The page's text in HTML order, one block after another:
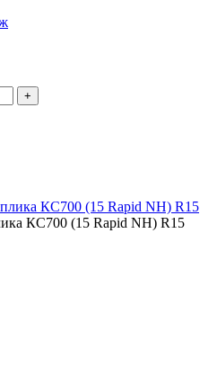
+
КС700 (15 Rapid NH) R15